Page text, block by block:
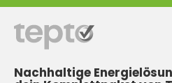
Nachhaltige